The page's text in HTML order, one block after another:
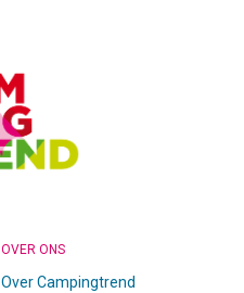
OVER ONS
Over Campingtrend